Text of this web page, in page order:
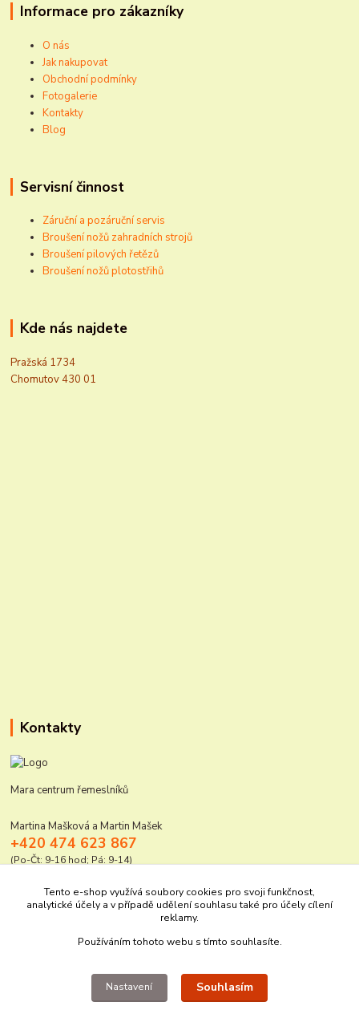
Informace pro zákazníky
O nás
Jak nakupovat
Obchodní podmínky
Fotogalerie
Kontakty
Blog
Servisní činnost
Záruční a pozáruční servis
Broušení nožů zahradních strojů
Broušení pilových řetězů
Broušení nožů plotostřihů
Kde nás najdete
Pražská 1734
Chomutov 430 01
Kontakty
Mara centrum řemeslníků
Martina Mašková a Martin Mašek
+420 474 623 867
(Po-Čt: 9-16 hod; Pá: 9-14)
mara@elektro-naradi.cz
Upravit sběr cookies.
Tento e-shop využívá soubory cookies pro svoji funkčnost,
analytické účely a v případě udělení souhlasu také pro účely cílení
reklamy.
Používáním tohoto webu s tímto souhlasíte.
Nastavení Souhlasím